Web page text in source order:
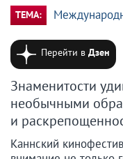
ТЕМА:
Перейти вДзен
Знаменитости
необычными
и
Каннский